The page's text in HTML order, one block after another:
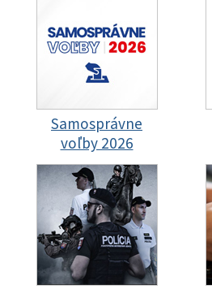
Samosprávne
voľby 2026